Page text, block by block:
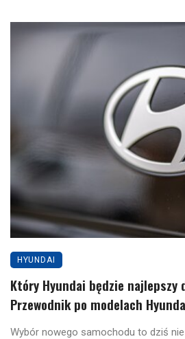
HYUNDAI
Który Hyundai będzie najlepszy
Przewodnik po modelach
Wybór nowego samochodu to dziś